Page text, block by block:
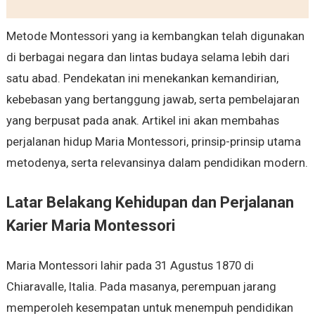
Metode Montessori yang ia kembangkan telah digunakan
di berbagai negara dan lintas budaya selama lebih dari
satu abad. Pendekatan ini menekankan kemandirian,
kebebasan yang bertanggung jawab, serta pembelajaran
yang berpusat pada anak. Artikel ini akan membahas
perjalanan hidup Maria Montessori, prinsip-prinsip utama
metodenya, serta relevansinya dalam pendidikan modern.
Latar Belakang Kehidupan dan Perjalanan
Karier Maria Montessori
Maria Montessori lahir pada 31 Agustus 1870 di
Chiaravalle, Italia. Pada masanya, perempuan jarang
memperoleh kesempatan untuk menempuh pendidikan